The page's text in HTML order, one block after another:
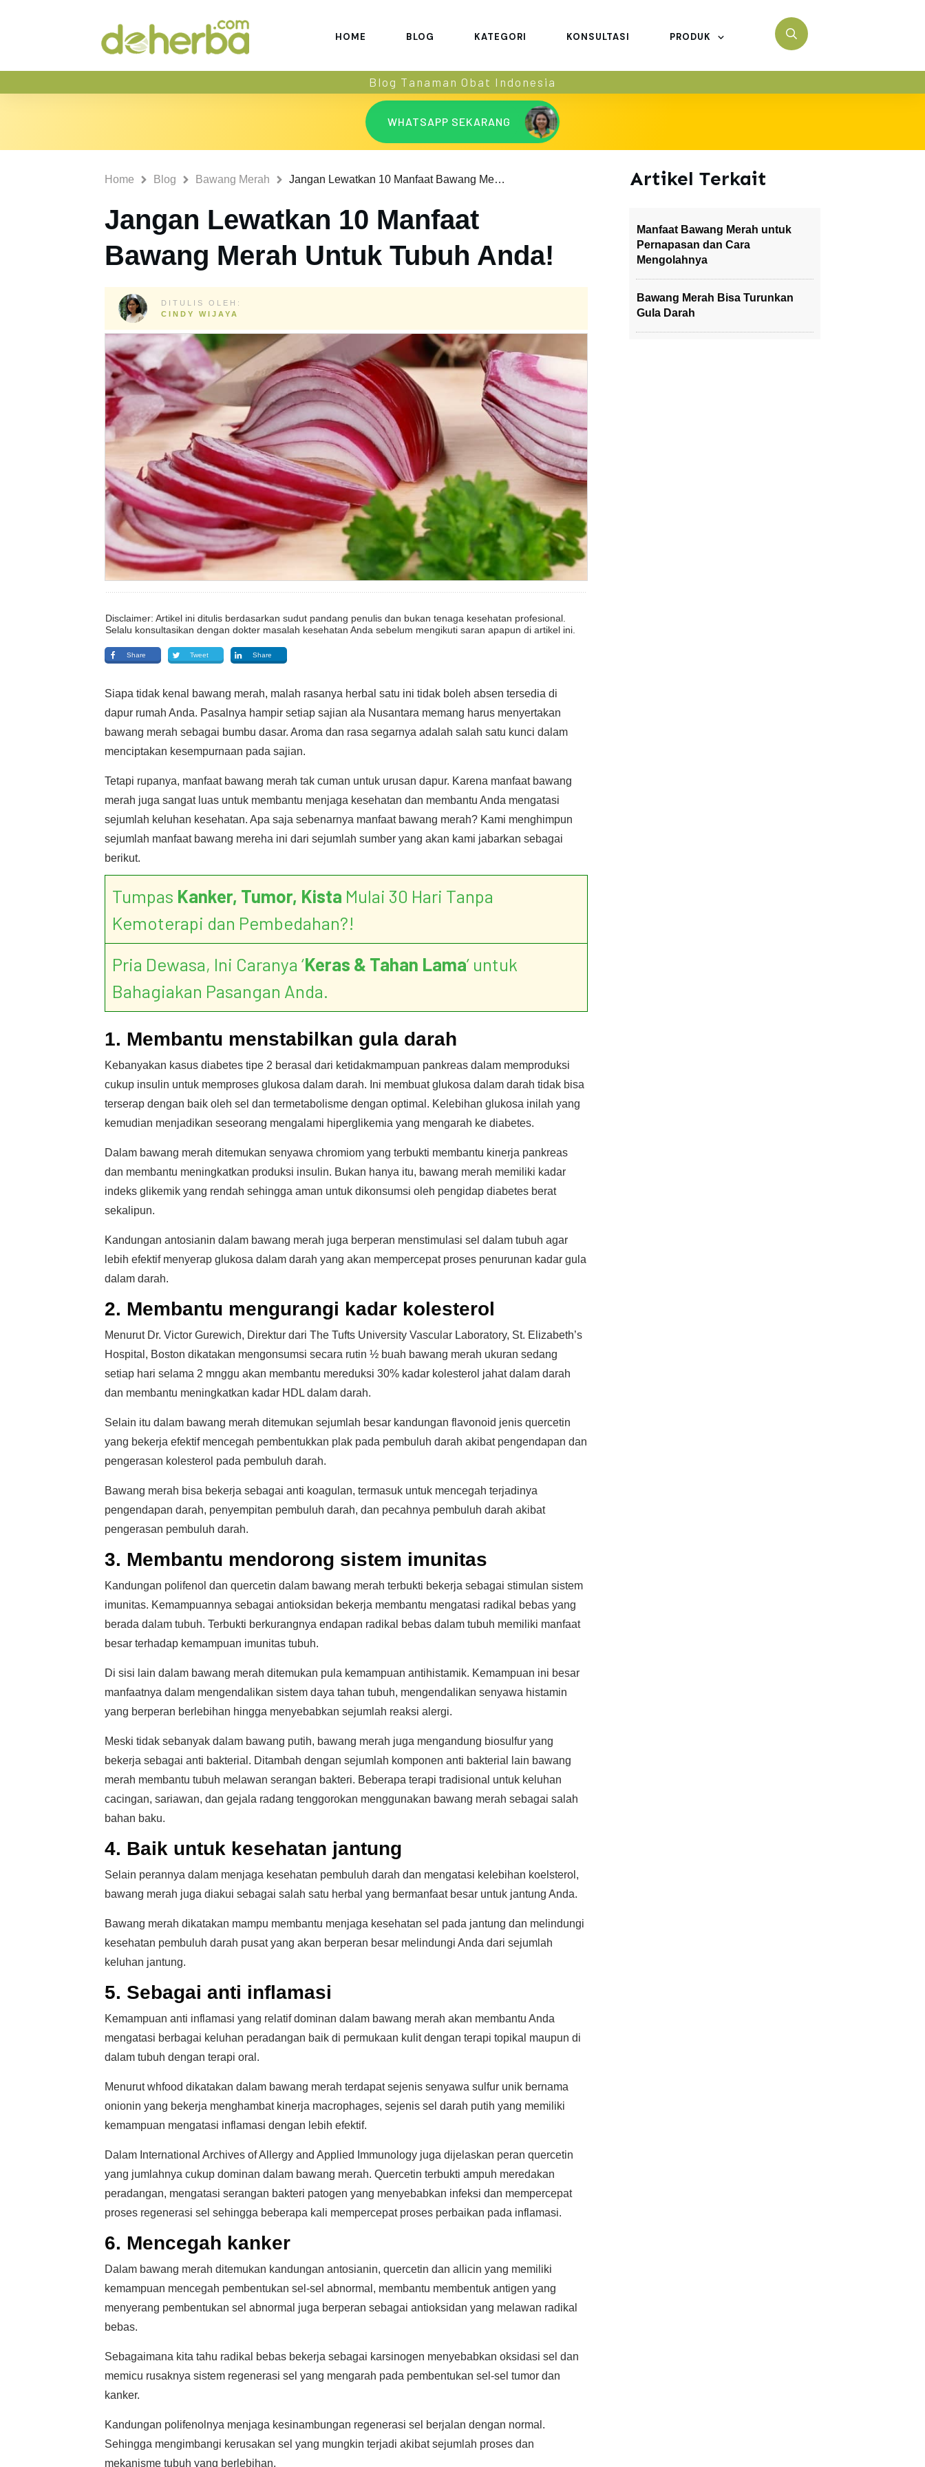
HOME BLOG KATEGORI KONSULTASI PRODUK
Blog Tanaman Obat Indonesia
WHATSAPP SEKARANG
Home Blog Bawang Merah Jangan Lewatkan 10 Manfaat Bawang Merah Untuk Tubuh Anda!
Jangan Lewatkan 10 Manfaat
Bawang Merah Untuk Tubuh Anda!
DITULIS OLEH:
CINDY WIJAYA
Disclaimer: Artikel ini ditulis berdasarkan sudut pandang penulis dan bukan tenaga kesehatan profesional.
Selalu konsultasikan dengan dokter masalah kesehatan Anda sebelum mengikuti saran apapun di artikel ini.
Share Tweet Share
Siapa tidak kenal bawang merah, malah rasanya herbal satu ini tidak boleh absen tersedia di
dapur rumah Anda. Pasalnya hampir setiap sajian ala Nusantara memang harus menyertakan
bawang merah sebagai bumbu dasar. Aroma dan rasa segarnya adalah salah satu kunci dalam
menciptakan kesempurnaan pada sajian.
Tetapi rupanya, manfaat bawang merah tak cuman untuk urusan dapur. Karena manfaat bawang
merah juga sangat luas untuk membantu menjaga kesehatan dan membantu Anda mengatasi
sejumlah keluhan kesehatan. Apa saja sebenarnya manfaat bawang merah? Kami menghimpun
sejumlah manfaat bawang mereha ini dari sejumlah sumber yang akan kami jabarkan sebagai
berikut.
Tumpas Kanker, Tumor, Kista Mulai 30 Hari Tanpa
Kemoterapi dan Pembedahan?!
Pria Dewasa, Ini Caranya ‘Keras & Tahan Lama’ untuk
Bahagiakan Pasangan Anda.
1. Membantu menstabilkan gula darah
Kebanyakan kasus diabetes tipe 2 berasal dari ketidakmampuan pankreas dalam memproduksi
cukup insulin untuk memproses glukosa dalam darah. Ini membuat glukosa dalam darah tidak bisa
terserap dengan baik oleh sel dan termetabolisme dengan optimal. Kelebihan glukosa inilah yang
kemudian menjadikan seseorang mengalami hiperglikemia yang mengarah ke diabetes.
Dalam bawang merah ditemukan senyawa chromiom yang terbukti membantu kinerja pankreas
dan membantu meningkatkan produksi insulin. Bukan hanya itu, bawang merah memiliki kadar
indeks glikemik yang rendah sehingga aman untuk dikonsumsi oleh pengidap diabetes berat
sekalipun.
Kandungan antosianin dalam bawang merah juga berperan menstimulasi sel dalam tubuh agar
lebih efektif menyerap glukosa dalam darah yang akan mempercepat proses penurunan kadar gula
dalam darah.
2. Membantu mengurangi kadar kolesterol
Menurut Dr. Victor Gurewich, Direktur dari The Tufts University Vascular Laboratory, St. Elizabeth’s
Hospital, Boston dikatakan mengonsumsi secara rutin ½ buah bawang merah ukuran sedang
setiap hari selama 2 mnggu akan membantu mereduksi 30% kadar kolesterol jahat dalam darah
dan membantu meningkatkan kadar HDL dalam darah.
Selain itu dalam bawang merah ditemukan sejumlah besar kandungan flavonoid jenis quercetin
yang bekerja efektif mencegah pembentukkan plak pada pembuluh darah akibat pengendapan dan
pengerasan kolesterol pada pembuluh darah.
Bawang merah bisa bekerja sebagai anti koagulan, termasuk untuk mencegah terjadinya
pengendapan darah, penyempitan pembuluh darah, dan pecahnya pembuluh darah akibat
pengerasan pembuluh darah.
3. Membantu mendorong sistem imunitas
Kandungan polifenol dan quercetin dalam bawang merah terbukti bekerja sebagai stimulan sistem
imunitas. Kemampuannya sebagai antioksidan bekerja membantu mengatasi radikal bebas yang
berada dalam tubuh. Terbukti berkurangnya endapan radikal bebas dalam tubuh memiliki manfaat
besar terhadap kemampuan imunitas tubuh.
Di sisi lain dalam bawang merah ditemukan pula kemampuan antihistamik. Kemampuan ini besar
manfaatnya dalam mengendalikan sistem daya tahan tubuh, mengendalikan senyawa histamin
yang berperan berlebihan hingga menyebabkan sejumlah reaksi alergi.
Meski tidak sebanyak dalam bawang putih, bawang merah juga mengandung biosulfur yang
bekerja sebagai anti bakterial. Ditambah dengan sejumlah komponen anti bakterial lain bawang
merah membantu tubuh melawan serangan bakteri. Beberapa terapi tradisional untuk keluhan
cacingan, sariawan, dan gejala radang tenggorokan menggunakan bawang merah sebagai salah
bahan baku.
4. Baik untuk kesehatan jantung
Selain perannya dalam menjaga kesehatan pembuluh darah dan mengatasi kelebihan koelsterol,
bawang merah juga diakui sebagai salah satu herbal yang bermanfaat besar untuk jantung Anda.
Bawang merah dikatakan mampu membantu menjaga kesehatan sel pada jantung dan melindungi
kesehatan pembuluh darah pusat yang akan berperan besar melindungi Anda dari sejumlah
keluhan jantung.
5. Sebagai anti inflamasi
Kemampuan anti inflamasi yang relatif dominan dalam bawang merah akan membantu Anda
mengatasi berbagai keluhan peradangan baik di permukaan kulit dengan terapi topikal maupun di
dalam tubuh dengan terapi oral.
Menurut whfood dikatakan dalam bawang merah terdapat sejenis senyawa sulfur unik bernama
onionin yang bekerja menghambat kinerja macrophages, sejenis sel darah putih yang memiliki
kemampuan mengatasi inflamasi dengan lebih efektif.
Dalam International Archives of Allergy and Applied Immunology juga dijelaskan peran quercetin
yang jumlahnya cukup dominan dalam bawang merah. Quercetin terbukti ampuh meredakan
peradangan, mengatasi serangan bakteri patogen yang menyebabkan infeksi dan mempercepat
proses regenerasi sel sehingga beberapa kali mempercepat proses perbaikan pada inflamasi.
6. Mencegah kanker
Dalam bawang merah ditemukan kandungan antosianin, quercetin dan allicin yang memiliki
kemampuan mencegah pembentukan sel-sel abnormal, membantu membentuk antigen yang
menyerang pembentukan sel abnormal juga berperan sebagai antioksidan yang melawan radikal
bebas.
Sebagaimana kita tahu radikal bebas bekerja sebagai karsinogen menyebabkan oksidasi sel dan
memicu rusaknya sistem regenerasi sel yang mengarah pada pembentukan sel-sel tumor dan
kanker.
Kandungan polifenolnya menjaga kesinambungan regenerasi sel berjalan dengan normal.
Sehingga mengimbangi kerusakan sel yang mungkin terjadi akibat sejumlah proses dan
mekanisme tubuh yang berlebihan.
Artikel Terkait
Manfaat Bawang Merah untuk
Pernapasan dan Cara
Mengolahnya
Bawang Merah Bisa Turunkan
Gula Darah